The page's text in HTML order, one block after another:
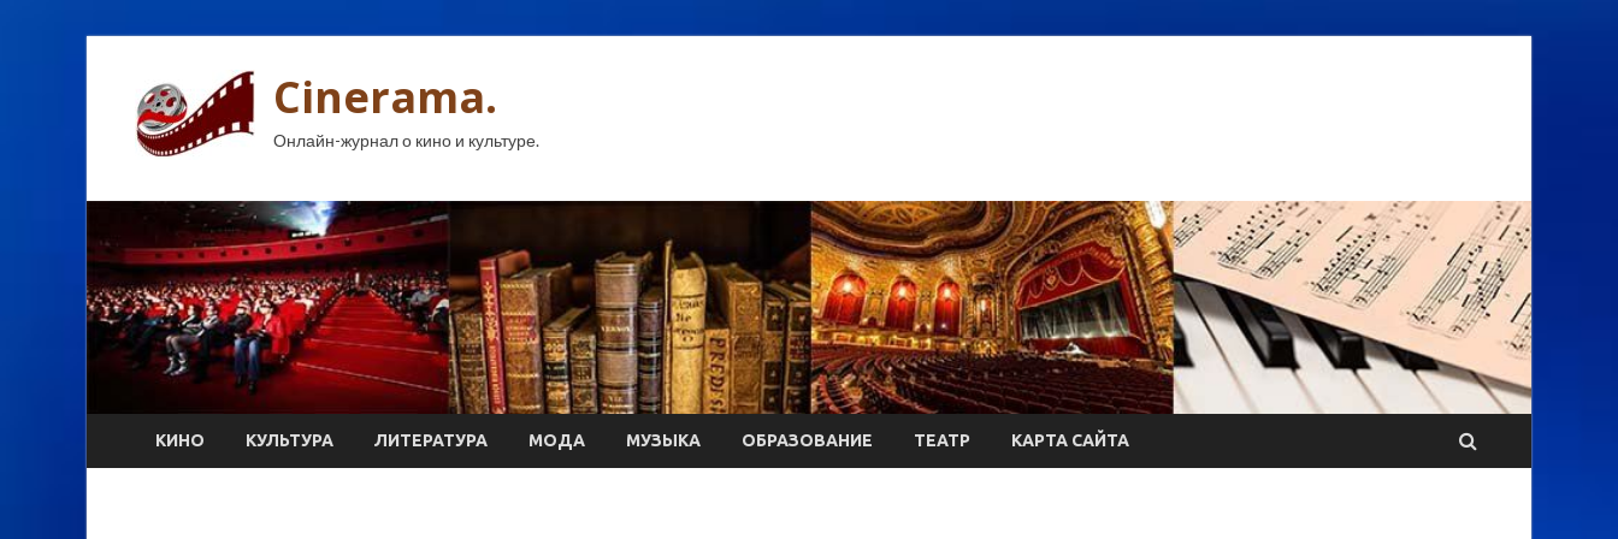
Cinerama.
Онлайн-журнал о кино и культуре.
КИНО КУЛЬТУРА ЛИТЕРАТУРА МОДА МУЗЫКА ОБРАЗОВАНИЕ ТЕАТР КАРТА САЙТА